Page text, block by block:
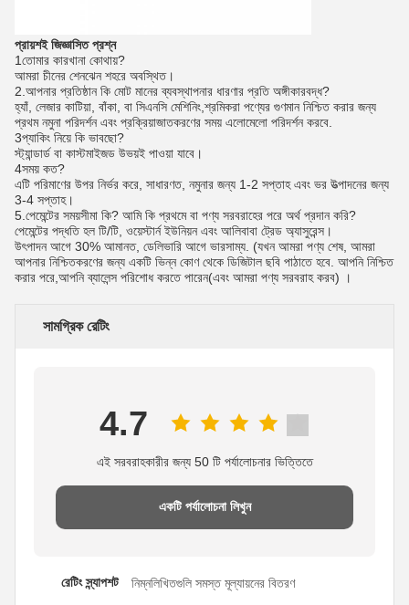
প্রায়শই জিজ্ঞাসিত প্রশ্ন
1তোমার কারখানা কোথায়?
আমরা চীনের শেনঝেন শহরে অবস্থিত।
2. আপনার প্রতিষ্ঠান কি মোট মানের ব্যবস্থাপনার ধারণার প্রতি অঙ্গীকারবদ্ধ?
হ্যাঁ, লেজার কাটিয়া, বাঁকা, বা সিএনসি মেশিনিং,শ্রমিকরা পণ্যের গুণমান নিশ্চিত করার জন্য
প্রথম নমুনা পরিদর্শন এবং প্রক্রিয়াজাতকরণের সময় এলোমেলো পরিদর্শন করবে.
3প্যাকিং নিয়ে কি ভাবছো?
স্ট্যান্ডার্ড বা কাস্টমাইজড উভয়ই পাওয়া যাবে।
4সময় কত?
এটি পরিমাণের উপর নির্ভর করে, সাধারণত, নমুনার জন্য 1-2 সপ্তাহ এবং ভর উত্পাদনের জন্য
3-4 সপ্তাহ।
5. পেমেন্টের সময়সীমা কি? আমি কি প্রথমে বা পণ্য সরবরাহের পরে অর্থ প্রদান করি?
পেমেন্টের পদ্ধতি হল টি/টি, ওয়েস্টার্ন ইউনিয়ন এবং আলিবাবা ট্রেড অ্যাসুরেন্স।
উৎপাদন আগে 30% আমানত, ডেলিভারি আগে ভারসাম্য. (যখন আমরা পণ্য শেষ, আমরা
আপনার নিশ্চিতকরণের জন্য একটি ভিন্ন কোণ থেকে ডিজিটাল ছবি পাঠাতে হবে. আপনি নিশ্চিত
করার পরে,আপনি ব্যালেন্স পরিশোধ করতে পারেন(এবং আমরা পণ্য সরবরাহ করব) ।
সামগ্রিক রেটিং
4.7
এই সরবরাহকারীর জন্য 50 টি পর্যালোচনার ভিত্তিতে
একটি পর্যালোচনা লিখুন
রেটিং স্ন্যাপশট নিম্নলিখিতগুলি সমস্ত মূল্যায়নের বিতরণ